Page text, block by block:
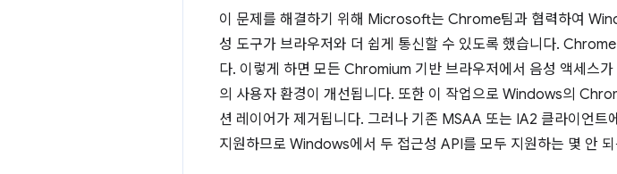
이 문제를 해결하기 위해 Microsoft는 Chrome팀과 협력하여
성 도구가 브라우저와 더 쉽게 통신할 수 있도록 했습니다.
다. 이렇게 하면 모든 Chromium 기반 브라우저에서 음성 액세스
의 사용자 환경이 개선됩니다. 또한 이 작업으로 Windows의
션 레이어가 제거됩니다. 그러나 기존 MSAA 또는 IA2 클라이언
지원하므로 Windows에서 두 접근성 API를 모두 지원하는 몇 안